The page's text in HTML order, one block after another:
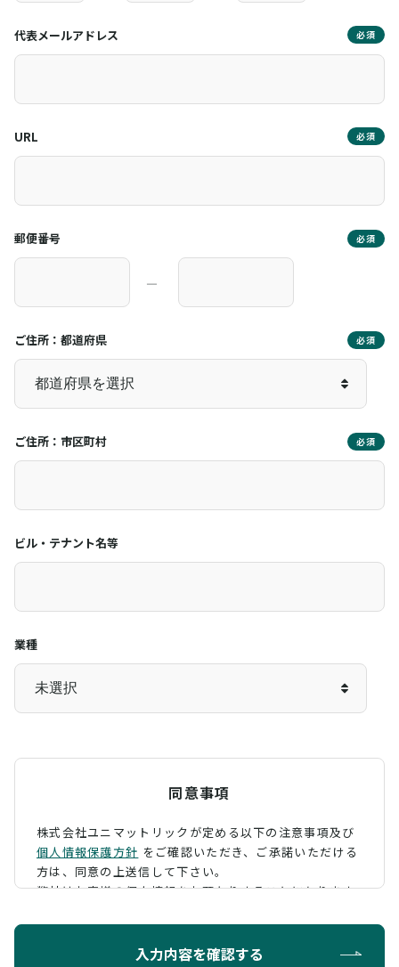
代表メールアドレス 必須
URL 必須
郵便番号 必須
―
ご住所：都道府県 必須
ご住所：市区町村 必須
ビル・テナント名等
業種
同意事項
株式会社ユニマットリックが定める以下の注意事項及び
個人情報保護方針 をご確認いただき、 ご承諾いただける
方は、同意の上送信して下さい。
弊社はお客様の個人情報をお預かりすることになります
ように定め、保護に努めております。
入力内容を確認する